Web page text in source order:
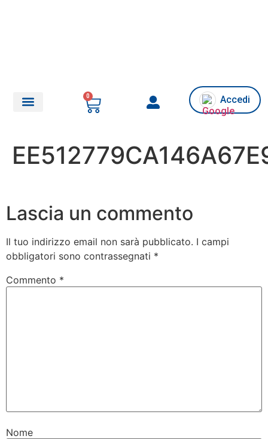
0 Accedi
Lascia un commento
Il tuo indirizzo email non sarà pubblicato. I campi
obbligatori sono contrassegnati *
Commento *
Nome